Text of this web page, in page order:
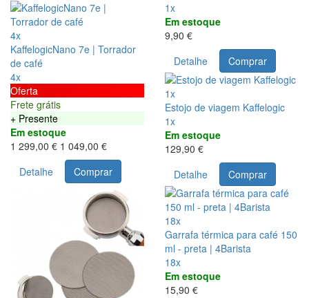
4x
KaffelogicNano 7e | Torrador
de café
4x
Oferta
Frete grátis
+ Presente
Em estoque
1 299,00 € 1 049,00 €
Detalhe
Comprar
1x
Em estoque
9,90 €
Detalhe
Comprar
1x
Estojo de viagem Kaffelogic
1x
Em estoque
129,90 €
Detalhe
Comprar
18x
Garrafa térmica para café 150
ml - preta | 4Barista
18x
Em estoque
15,90 €